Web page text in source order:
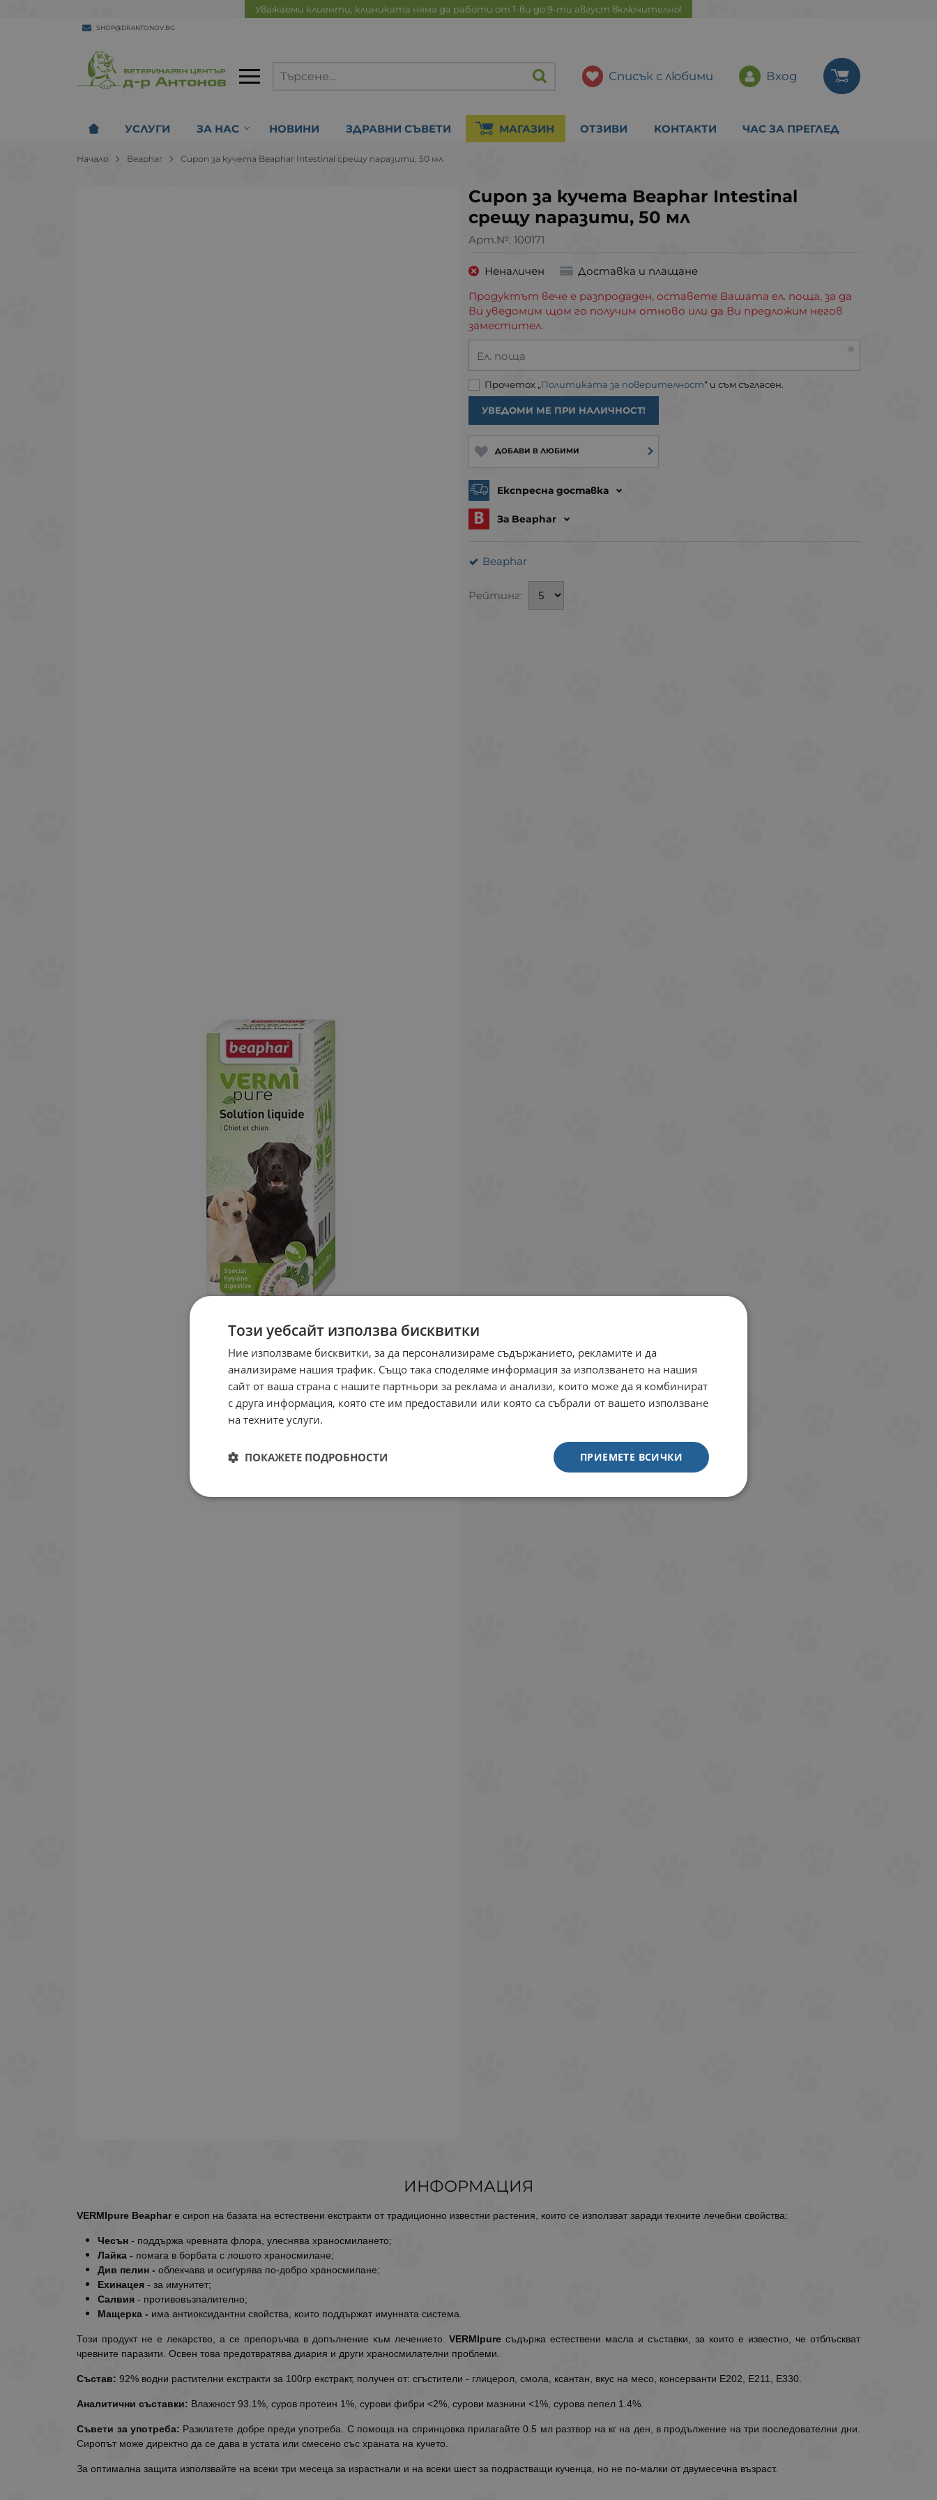
Уважаеми клиенти, клиниката няма да работи от 1-ви до 9-ти август включително!
SHOP@DRANTONOV.BG
Списък с любими Вход
УСЛУГИ ЗА НАС НОВИНИ ЗДРАВНИ СЪВЕТИ МАГАЗИН ОТЗИВИ КОНТАКТИ ЧАС ЗА ПРЕГЛЕД
Начало Beaphar Сироп за кучета Beaphar Intestinal срещу паразити, 50 мл
Сироп за кучета Beaphar Intestinal
срещу паразити, 50 мл
Арт.№: 100171
Неналичен
Доставка и плащане
Продуктът вече е разпродаден, оставете Вашата ел. поща, за да
Ви уведомим щом го получим отново или да Ви предложим негов
заместител.
Ел. поща
Прочетох „Политиката за поверителност“ и съм съгласен.
УВЕДОМИ МЕ ПРИ НАЛИЧНОСТ!
ДОБАВИ В ЛЮБИМИ
Експресна доставка
За Beaphar
Beaphar
Рейтинг:
ИНФОРМАЦИЯ
VERMIpure Beapharе сироп на базата на естествени екстракти от традиционно известни растения, които се използват заради техните лечебни свойства:
Чесън - поддържа чревната флора, улеснява храносмилането;
Лайка - помага в борбата с лошото храносмилане;
Див пелин -облекчава и осигурява по-добро храносмилане;
Ехинацея - за имунитет;
Салвия - противовъзпалително;
Мащерка - има антиоксидантни свойства, които поддържат имунната система.
Този продукт не е лекарство, а се препоръчва в допълнение към лечението.VERMIpureсъдържа естествени масла и съставки, за които е известно, че отблъскват
чревните паразити. Освен това предотвратява диария и други храносмилателни проблеми.
Състав: 92% водни растителни екстракти за 100гр екстракт, получен от: сгъстители - глицерол, смола, ксантан, вкус на месо, консерванти Е202, Е211, Е330.
Аналитични съставки: Влажност 93.1%, суров протеин 1%, сурови фибри <2%, сурови мазнини <1%, сурова пепел 1.4%.
Съвети за употреба: Разклатете добре преди употреба. С помоща на спринцовка прилагайте 0.5 мл разтвор на кг на ден, в продължение на три последователни дни.
Сиропът може директно да се дава в устата или смесено със храната на кучето.
За оптимална защита използвайте на всеки три месеца за израстнали и на всеки шест за подрастващи кученца, но не по-малки от двумесечна възраст.
Този уебсайт използва бисквитки
Ние използваме бисквитки, за да персонализираме съдържанието, рекламите и да
анализираме нашия трафик. Също така споделяме информация за използването на нашия
сайт от ваша страна с нашите партньори за реклама и анализи, които може да я комбинират
с друга информация, която сте им предоставили или която са събрали от вашето използване
на техните услуги.
ПРИЕМЕТЕ ВСИЧКИ
ПОКАЖЕТЕ ПОДРОБНОСТИ